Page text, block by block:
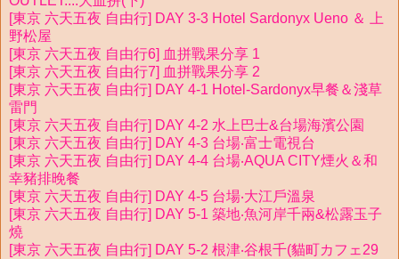
[東京 六天五夜 自由行] DAY 3-3 Hotel Sardonyx Ueno ＆ 上
野松屋
[東京 六天五夜 自由行6] 血拼戰果分享 1
[東京 六天五夜 自由行7] 血拼戰果分享 2
[東京 六天五夜 自由行] DAY 4-1 Hotel-Sardonyx早餐＆淺草
雷門
[東京 六天五夜 自由行] DAY 4-2 水上巴士&台場海濱公園
[東京 六天五夜 自由行] DAY 4-3 台場‧富士電視台
[東京 六天五夜 自由行] DAY 4-4 台場‧AQUA CITY煙火＆和
幸豬排晚餐
[東京 六天五夜 自由行] DAY 4-5 台場‧大江戶溫泉
[東京 六天五夜 自由行] DAY 5-1 築地‧魚河岸千兩&松露玉子
燒
[東京 六天五夜 自由行] DAY 5-2 根津‧谷根千(貓町カフェ29